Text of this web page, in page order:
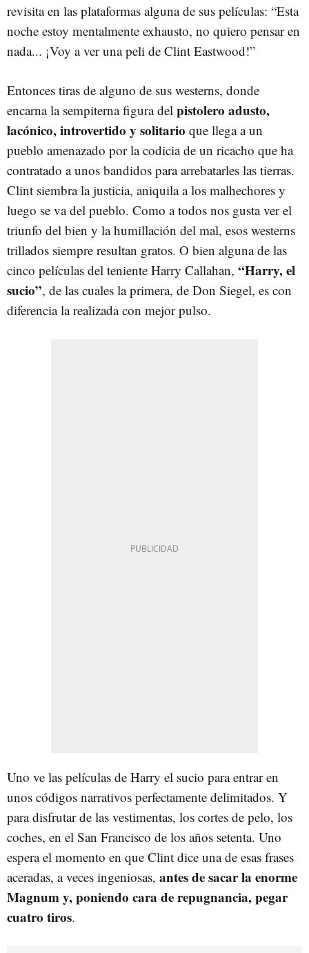
revisita en las plataformas alguna de sus películas: “Esta
noche estoy mentalmente exhausto, no quiero pensar en
nada... ¡Voy a ver una peli de Clint Eastwood!”
Entonces tiras de alguno de sus westerns, donde
encarna la sempiterna figura del pistolero adusto,
lacónico, introvertido y solitario que llega a un
pueblo amenazado por la codicia de un ricacho que ha
contratado a unos bandidos para arrebatarles las tierras.
Clint siembra la justicia, aniquila a los malhechores y
luego se va del pueblo. Como a todos nos gusta ver el
triunfo del bien y la humillación del mal, esos westerns
trillados siempre resultan gratos. O bien alguna de las
cinco películas del teniente Harry Callahan, “Harry, el
sucio”, de las cuales la primera, de Don Siegel, es con
diferencia la realizada con mejor pulso.
Uno ve las películas de Harry el sucio para entrar en
unos códigos narrativos perfectamente delimitados. Y
para disfrutar de las vestimentas, los cortes de pelo, los
coches, en el San Francisco de los años setenta. Uno
espera el momento en que Clint dice una de esas frases
aceradas, a veces ingeniosas, antes de sacar la enorme
Magnum y, poniendo cara de repugnancia, pegar
cuatro tiros.